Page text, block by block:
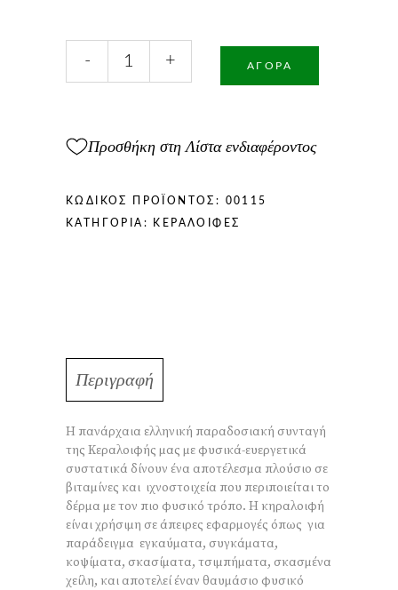
Κεραλοιφή
50ml
- + ΑΓΟΡΆ
Προσθήκη στη Λίστα ενδιαφέροντος
ΚΩΔΙΚΌΣ ΠΡΟΪΌΝΤΟΣ: 00115
ΚΑΤΗΓΟΡΊΑ: ΚΕΡΑΛΟΙΦΈΣ
Περιγραφή
Η πανάρχαια ελληνική παραδοσιακή συνταγή
της Κεραλοιφής μας με φυσικά-ευεργετικά
συστατικά δίνουν ένα αποτέλεσμα πλούσιο σε
βιταμίνες και ιχνοστοιχεία που περιποιείται το
δέρμα με τον πιο φυσικό τρόπο. Η κηραλοιφή
είναι χρήσιμη σε άπειρες εφαρμογές όπως για
παράδειγμα εγκαύματα, συγκάματα,
κοψίματα, σκασίματα, τσιμπήματα, σκασμένα
χείλη, και αποτελεί έναν θαυμάσιο φυσικό